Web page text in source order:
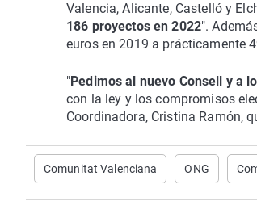
Valencia, Alicante, Castelló y
186 proyectos en 2022".
euros en 2019 a prácticamente
"Pedimos al nuevo Consell y a
con la ley y los compromisos
Coordinadora, Cristina Ramón,
Comunitat Valenciana ONG